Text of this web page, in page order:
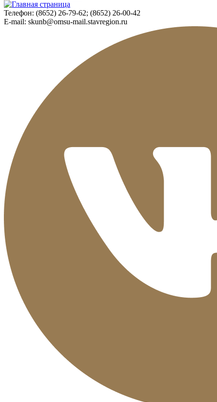
Телефон: (8652) 26-79-62; (8652) 26-00-42
E-mail: skunb@omsu-mail.stavregion.ru